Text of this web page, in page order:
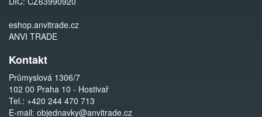
eshop.anvitrade.cz
ANVI TRADE
Kontakt
Průmyslová 1306/7
102 00 Praha 10 - Hostivař
Tel.: +420 244 470 713
E-mail: objednavky@anvitrade.cz